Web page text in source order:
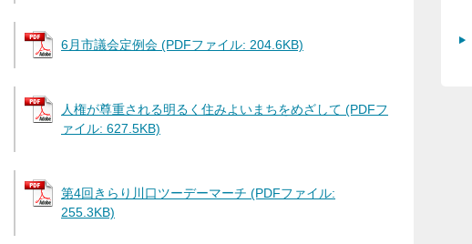
6月市議会定例会 (PDFファイル: 204.6KB)
人権が尊重される明るく住みよいまちをめざして (PDFフ
ァイル: 627.5KB)
第4回きらり川口ツーデーマーチ (PDFファイル:
255.3KB)